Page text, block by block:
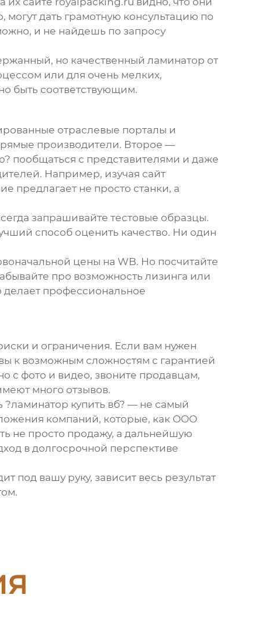
дать грамотную консультацию по
и не найдешь по запросу
но качественный ламинатор от
или для очень мелких,
быть соответствующим.
отраслевые порталы и
производители. Второе —
пообщаться с представителями и даже
Например, изучая сайт
предлагает не просто станки, а
запрашивайте тестовые образцы.
способ оценить качество. Ни один
цены на WB. Но посчитайте
про возможность лизинга или
профессиональное
и ограничения. Если вам нужен
к возможным сложностям с гарантией
с фото и видео, звоните продавцам,
много отзывов.
?ламинатор купить вб? — не самый
компаний, которые, как ООО
не просто продажу, а дальнейшую
в долгосрочной перспективе
под вашу руку, зависит весь результат